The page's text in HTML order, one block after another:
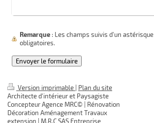
Remarque : Les champs suivis d'un astérisque
obligatoires.
Version imprimable
Plan du site
Architecte d'intérieur et Paysagiste
Concepteur Agence MRC© | Rénovation
Décoration Aménagement Travaux
extension | M.R.C SAS Entreprise